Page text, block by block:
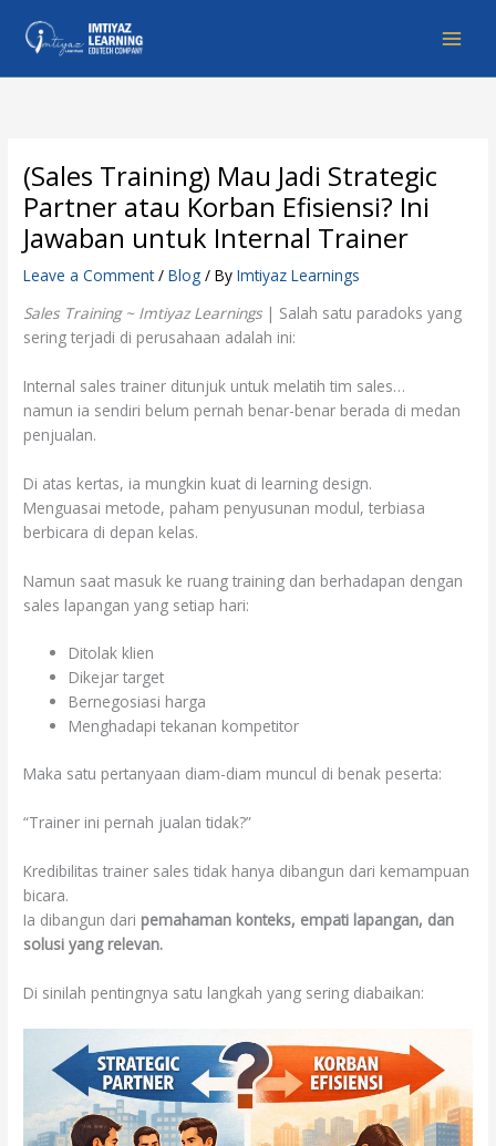
content
(Sales Training) Mau Jadi Strategic
Partner atau Korban Efisiensi? Ini
Jawaban untuk Internal Trainer
Leave a Comment /Blog / ByImtiyaz Learnings
Sales Training ~ Imtiyaz Learnings| Salah satu paradoks yang
sering terjadi di perusahaan adalah ini:
Internal sales trainer ditunjuk untuk melatih tim sales…
namun ia sendiri belum pernah benar-benar berada di medan
penjualan.
Di atas kertas, ia mungkin kuat di learning design.
Menguasai metode, paham penyusunan modul, terbiasa
berbicara di depan kelas.
Namun saat masuk ke ruang training dan berhadapan dengan
sales lapangan yang setiap hari:
Ditolak klien
Dikejar target
Bernegosiasi harga
Menghadapi tekanan kompetitor
Maka satu pertanyaan diam-diam muncul di benak peserta:
“Trainer ini pernah jualan tidak?”
Kredibilitas trainer sales tidak hanya dibangun dari kemampuan
bicara.
Ia dibangun dari pemahaman konteks, empati lapangan, dan
solusi yang relevan.
Di sinilah pentingnya satu langkah yang sering diabaikan: